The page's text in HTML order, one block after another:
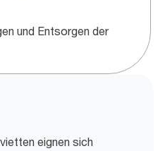
und Entsorgen der
eignen sich